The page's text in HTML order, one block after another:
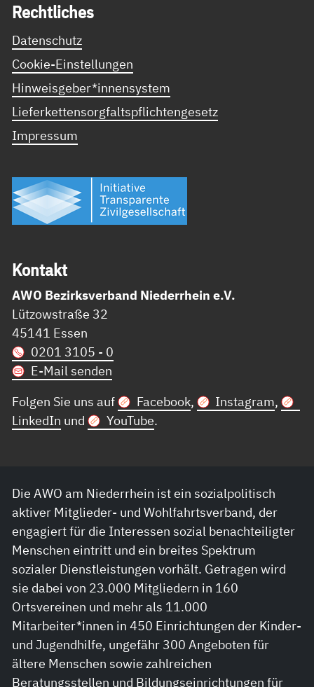
Recht­li­ches
Datenschutz
Cookie-Einstellungen
Hinweisgeber*innensystem
Lieferkettensorgfaltspflichtengesetz
Impressum
Kon­takt
AWO Bezirksverband Niederrhein e.V.
Lützowstraße 32
45141 Essen
0201 3105 - 0
E-Mail senden
Folgen Sie uns auf
Facebook, Instagram,
LinkedIn und YouTube.
Die AWO am Niederrhein ist ein sozialpolitisch
aktiver Mitglieder- und Wohlfahrtsverband, der
engagiert für die Interessen sozial benachteiligter
Menschen eintritt und ein breites Spektrum
sozialer Dienstleistungen vorhält. Getragen wird
sie dabei von 23.000 Mitgliedern in 160
Ortsvereinen und mehr als 11.000
Mitarbeiter*innen in 450 Einrichtungen der Kinder-
und Jugendhilfe, ungefähr 300 Angeboten für
ältere Menschen sowie zahlreichen
Beratungsstellen und Bildungseinrichtungen für